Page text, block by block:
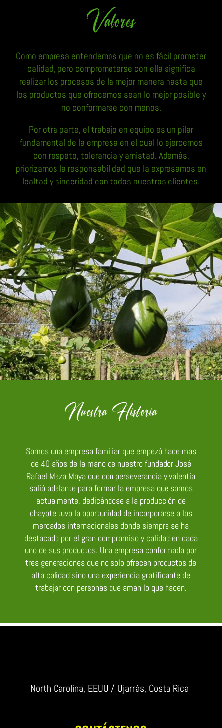
Valores
Como empresa entendemos que no es fácil prometer
calidad, pero comprometerse con ella significa
realizar los procesos de la mejor manera hasta que
los productos que ofrecemos sean lo mejor posible y
no conformarse con menos.
Por otra parte, el trabajo en equipo es un pilar
fundamental de la empresa en el cual lo ejercemos
con respeto, tolerancia y amistad. Además,
priorizamos la responsabilidad que la expresamos en
lealtad y sinceridad con todos nuestros clientes.
Nuestra Historia
Somos una empresa familiar que empezó hace mas
de 40 años de la mano de nuestro fundador José
Rafael Meza Moya que con perseverancia y valentía
salió adelante para formar la empresa que somos
actualmente, dedicándose a la producción de
chayote tuvo la oportunidad de incorporarse a los
mercados internacionales donde siempre se ha
destacado por el gran compromiso y calidad en cada
uno de sus productos. Una empresa conformada por
tres generaciones que no solo ofrecen productos de
alta calidad sino una experiencia gratificante de
trabajar con personas que aman lo que hacen.
North Carolina, EEUU / Ujarrás, Costa Rica